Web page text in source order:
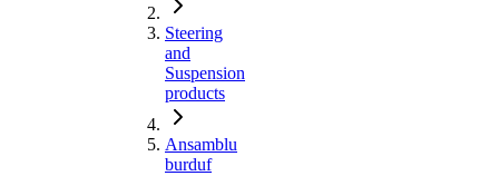
Steering
and
Suspension
products
Ansamblu
burduf